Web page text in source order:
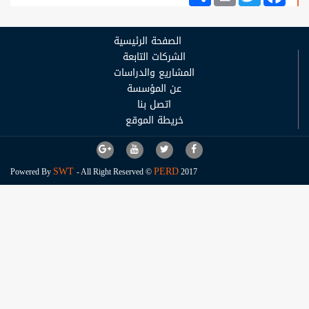
الصفحة الرئيسية
الشركات التابعة
المشاريع والدراسات
عن المؤسسة
خريطة الموقع
Powered By SWT- All Right Reserved ©PERD